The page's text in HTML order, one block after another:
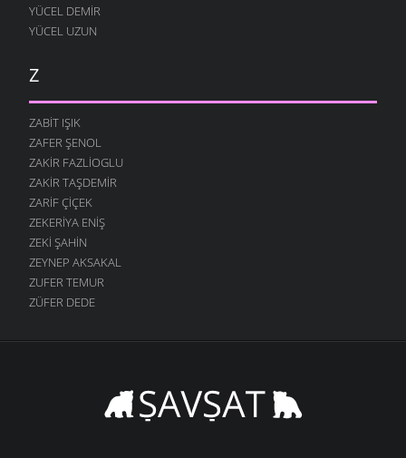
YÜCEL DEMIR
YÜCEL UZUN
Z
ZABIT IŞIK
ZAFER ŞENOL
ZAKIR FAZLIOGLU
ZAKIR TAŞDEMIR
ZARIF ÇIÇEK
ZEKERIYA ENIŞ
ZEKI ŞAHIN
ZEYNEP AKSAKAL
ZUFER TEMUR
ZÜFER DEDE